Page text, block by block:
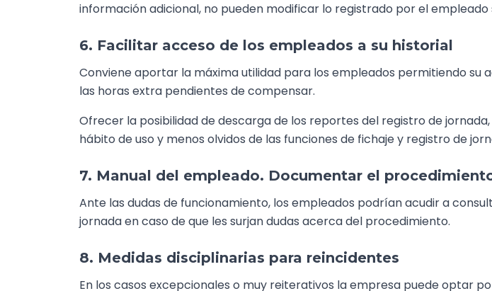
información adicional, no pueden modificar lo registrado por el empleado
6. Facilitar acceso de los empleados a su historial
Conviene aportar la máxima utilidad para los empleados permitiendo
las horas extra pendientes de compensar.
Ofrecer la posibilidad de descarga de los reportes del registro de
hábito de uso y menos olvidos de las funciones de fichaje y registro de
7. Manual del empleado. Documentar el
Ante las dudas de funcionamiento, los empleados podrían acudir a
jornada en caso de que les surjan dudas acerca del procedimiento.
8. Medidas disciplinarias para reincidentes
En los casos excepcionales o muy reiterativos la empresa puede optar